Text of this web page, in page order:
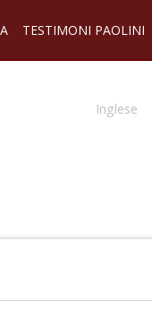
TESTIMONI PAOLINI
Inglese